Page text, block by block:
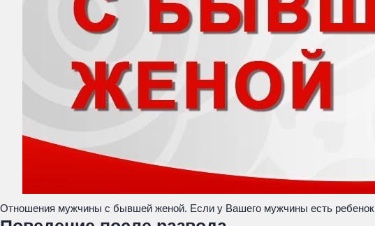
Отношения мужчины с бывшей женой. Если у Вашего мужчины есть ребенок